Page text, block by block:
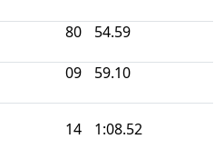
80 54.59
09 59.10
14 1:08.52